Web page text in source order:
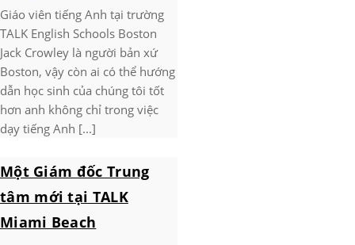
Giáo viên tiếng Anh tại trường
TALK English Schools Boston
Jack Crowley là người bản xứ
Boston, vậy còn ai có thể hướng
dẫn học sinh của chúng tôi tốt
hơn anh không chỉ trong việc
dạy tiếng Anh [...]
Một Giám đốc Trung
tâm mới tại TALK
Miami Beach